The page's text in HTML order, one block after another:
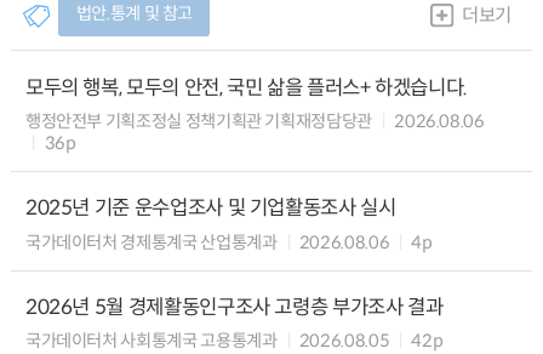
법안.통계 및 참고 더보기
모두의 행복, 모두의 안전, 국민 삶을 플러스+ 하겠습니다.
행정안전부 기획조정실 정책기획관 기획재정담당관
2026.08.06
36p
2025년 기준 운수업조사 및 기업활동조사 실시
국가데이터처 경제통계국 산업통계과 2026.08.06 4p
2026년 5월 경제활동인구조사 고령층 부가조사 결과
국가데이터처 사회통계국 고용통계과 2026.08.05 42p